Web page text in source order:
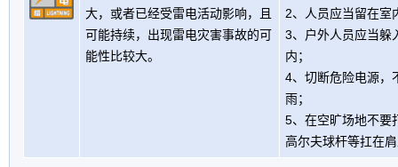
大，或者已经受雷电活动影响，且
可能持续，出现雷电灾害事故的可
能性比较大。
2、人员应当留在室
3、户外人员应当躲
内；
4、切断危险电源，
雨；
5、在空旷场地不要
高尔夫球杆等扛在